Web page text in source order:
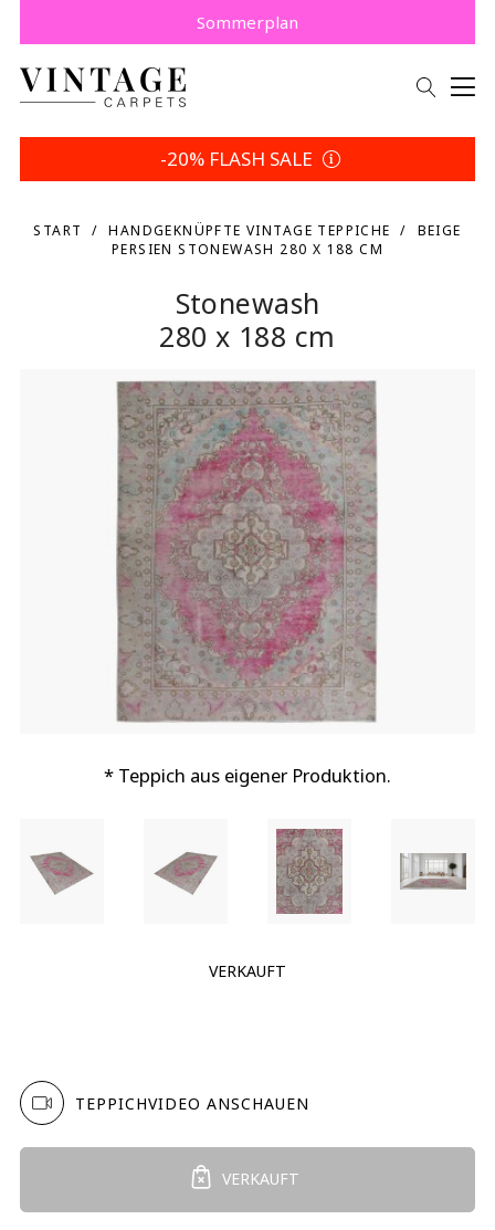
5% sparen | Eigene Wahl
-20% FLASH SALE
START HANDGEKNÜPFTE VINTAGE TEPPICHE
BEIGE
PERSIEN STONEWASH 280 X 188 CM
Stonewash
280 x 188 cm
* Teppich aus eigener Produktion.
VERKAUFT
TEPPICHVIDEO ANSCHAUEN
VERKAUFT